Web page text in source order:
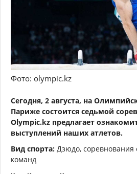
Фото: olympic.kz
Сегодня, 2 августа, на
Париже состоится седьмой
Olympic.kz предлагает
выступлений наших атлетов.
Вид спорта: Дзюдо,
команд